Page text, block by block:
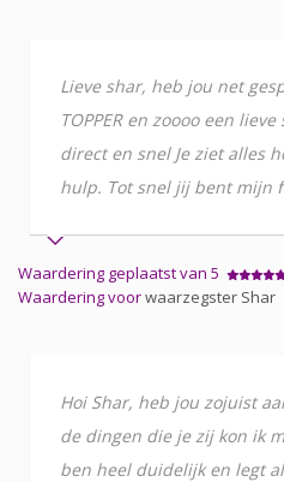
Lieve shar, heb jou net
TOPPER en zoooo een
direct en snel Je ziet alles
hulp. Tot snel jij bent mijn
Waardering geplaatst van 5
Waardering voorwaarzegster Shar
Hoi Shar, heb jou zojuist
de dingen die je zij kon ik
ben heel duidelijk en legt